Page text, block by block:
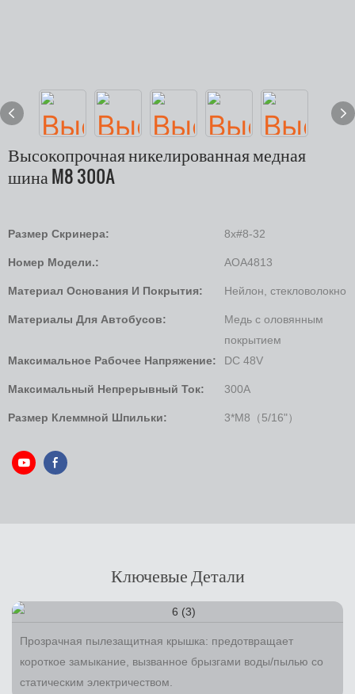
Высокопрочная никелированная медная
шина M8 300A
Размер Скринера: 8x#8-32
Номер Модели.: AOA4813
Материал Основания И Покрытия: Нейлон, стекловолокно
Материалы Для Автобусов:
Медь с оловянным
покрытием
Максимальное Рабочее Напряжение:
DC 48V
Максимальный Непрерывный Ток: 300A
Размер Клеммной Шпильки: 3*M8（5/16"）
Ключевые Детали
Прозрачная пылезащитная крышка: предотвращает
короткое замыкание, вызванное брызгами воды/пылью со
статическим электричеством.